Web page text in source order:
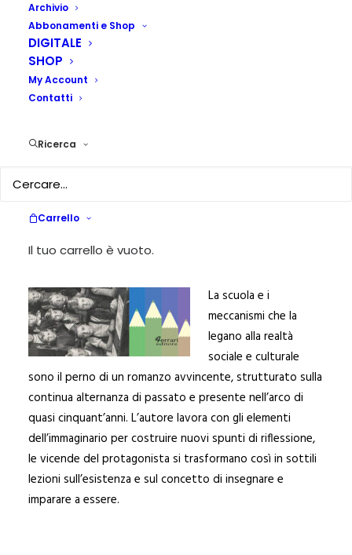
Archivio
Abbonamenti e Shop
DIGITALE
SHOP
My Account
Contatti
Ricerca
Carrello
Il tuo carrello è vuoto.
ARRIVATI_IN_REDAZIONE
16 NOVEMBRE 2021
PEDAGOGIKA XXIV_1 – MOVIMENTI GIOVANILI E IMPLICAZIONI
PEDAGOGICHE
La scuola e i
meccanismi che la
legano alla realtà
sociale e culturale
sono il perno di un romanzo avvincente, strutturato sulla
continua alternanza di passato e presente nell’arco di
quasi cinquant’anni. L’autore lavora con gli elementi
dell’immaginario per costruire nuovi spunti di riflessione,
le vicende del protagonista si trasformano così in sottili
lezioni sull’esistenza e sul concetto di insegnare e
imparare a essere.